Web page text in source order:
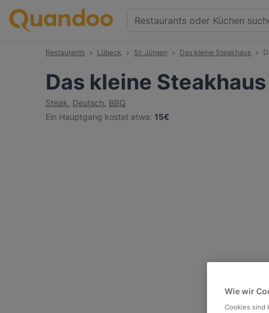
Restaurants Lübeck St. Jürgen Das kleine Steakhaus
Das kleine Steakhaus
Steak, Deutsch, BBQ
Ein Hauptgang kostet etwa: 15€
Wie wir
Cookies sind